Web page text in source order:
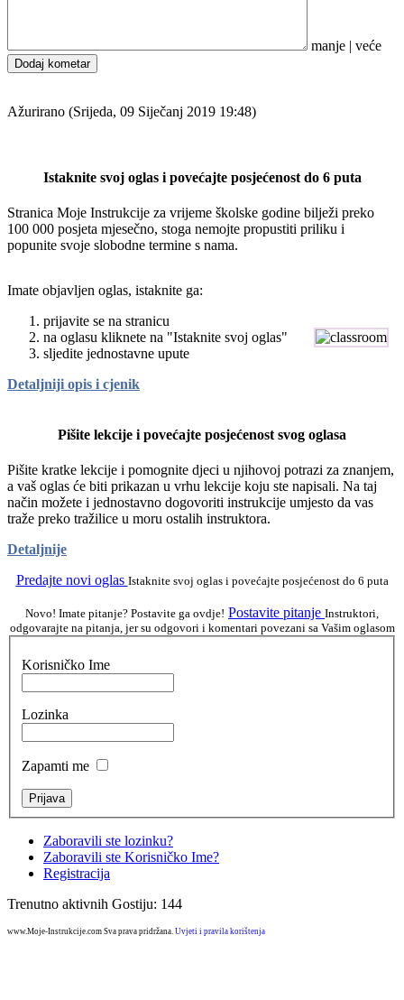
manje | veće
Dodaj kometar
Ažurirano (Srijeda, 09 Siječanj 2019 19:48)
Istaknite svoj oglas i povećajte posjećenost do 6 puta
Stranica Moje Instrukcije za vrijeme školske godine bilježi preko
100 000 posjeta mjesečno, stoga nemojte propustiti priliku i
popunite svoje slobodne termine s nama.
Imate objavljen oglas, istaknite ga:
prijavite se na stranicu
na oglasu kliknete na "Istaknite svoj oglas"
sljedite jednostavne upute
Detaljniji opis i cjenik
Pišite lekcije i povećajte posjećenost svog oglasa
Pišite kratke lekcije i pomognite djeci u njihovoj potrazi za znanjem,
a vaš oglas će biti prikazan u vrhu lekcije koju ste napisali. Na taj
način možete i jednostavno dogovoriti instrukcije umjesto da vas
traže preko tražilice u moru ostalih instruktora.
Detaljnije
Predajte novi oglas Istaknite svoj oglas i povećajte posjećenost do 6 puta
Novo! Imate pitanje? Postavite ga ovdje! Postavite pitanje Instruktori,
odgovarajte na pitanja, jer su odgovori i komentari povezani sa Vašim oglasom
Korisničko Ime
Lozinka
Zapamti me
Zaboravili ste lozinku?
Zaboravili ste Korisničko Ime?
Registracija
Trenutno aktivnih Gostiju: 144
www.Moje-Instrukcije.com Sva prava pridržana. Uvjeti i pravila korištenja